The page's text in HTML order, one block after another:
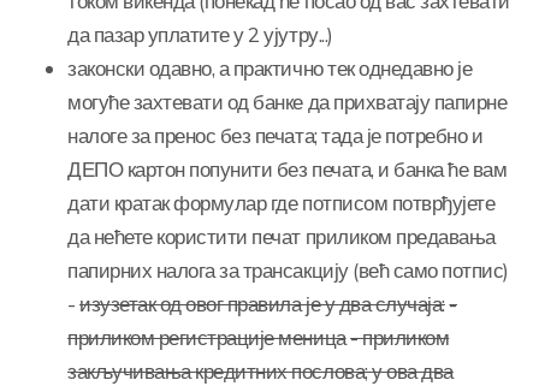
да пазар уплатите у 2 ујутру...)
законски одавно, а практично тек однедавно је
могуће захтевати од банке да прихватају папирне
налоге за пренос без печата; тада је потребно и
ДЕПО картон попунити без печата, и банка ће вам
дати кратак формулар где потписом потврђујете
да нећете користити печат приликом предавања
папирних налога за трансакцију (већ само потпис)
-изузетак од овог правила је у два случаја:-
приликом регистрације меница- приликом
закључивања кредитних послова; у ова два